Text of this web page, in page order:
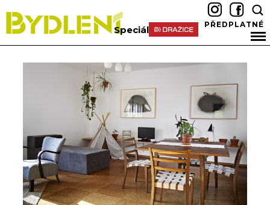
Speciál PŘEDPLATNÉ